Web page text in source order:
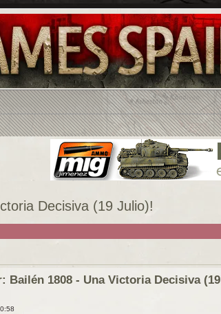
Decisiva (19 Julio)!
Bailén 1808 - Una Victoria Decisiva (19